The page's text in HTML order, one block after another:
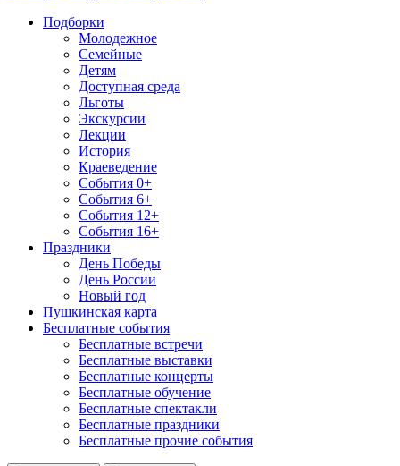
Подборки
Молодежное
Семейные
Детям
Доступная среда
Льготы
Экскурсии
Лекции
История
Краеведение
События 0+
События 6+
События 12+
События 16+
Праздники
День Победы
День России
Новый год
Пушкинская карта
Бесплатные события
Бесплатные встречи
Бесплатные выставки
Бесплатные концерты
Бесплатные обучение
Бесплатные спектакли
Бесплатные праздники
Бесплатные прочие события